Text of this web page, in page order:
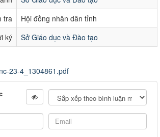
tra
Hội đồng nhân dân tỉnh
ký
Sở Giáo dục và Đào tạo
23-4_1304861.pdf